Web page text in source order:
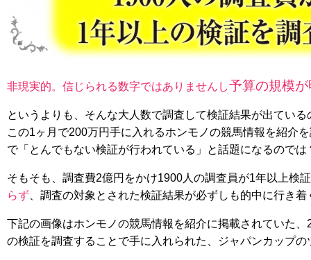
非現実的。信じられる数字ではありませんし予算の規模
というよりも、そんな大人数で調査して検証結果が出てい
この1ヶ月で200万円手に入れるホンモノの競馬情報を紹介
で「とんでもない検証が行われている」と話題になるのでは
そもそも、調査費2億円をかけ1900人の調査員が1年以上検
らず 、調査の対象とされた検証結果が必ずしも的中に行き
下記の画像はホンモノの競馬情報を紹介に掲載されていた
の検証を調査することで手に入れられた、ジャパンカップ